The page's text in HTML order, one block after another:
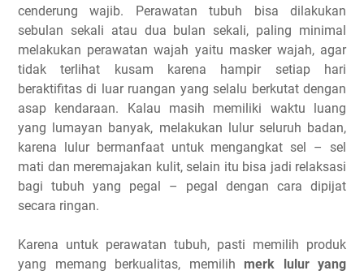
cenderung wajib. Perawatan tubuh bisa dilakukan
sebulan sekali atau dua bulan sekali, paling minimal
melakukan perawatan wajah yaitu masker wajah, agar
tidak terlihat kusam karena hampir setiap hari
beraktifitas di luar ruangan yang selalu berkutat dengan
asap kendaraan. Kalau masih memiliki waktu luang
yang lumayan banyak, melakukan lulur seluruh badan,
karena lulur bermanfaat untuk mengangkat sel – sel
mati dan meremajakan kulit, selain itu bisa jadi relaksasi
bagi tubuh yang pegal – pegal dengan cara dipijat
secara ringan.
Karena untuk perawatan tubuh, pasti memilih produk
yang memang berkualitas, memilih merk lulur yang